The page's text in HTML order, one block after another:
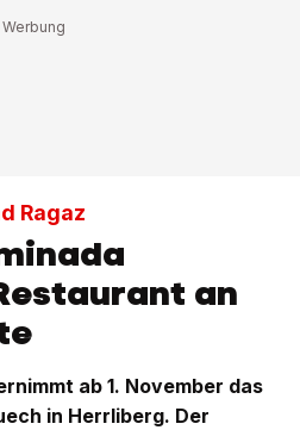
Ragaz
an
ab 1. November das
in Herrliberg. Der